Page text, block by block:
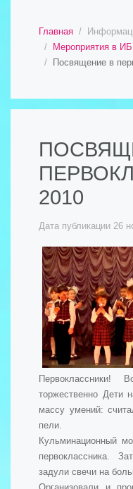
Главная
Мероприятия в
Посвящение в
2010
Дата публикации 26
торжественно Дети
массу умений:
пели.
Кульминационный
первоклассника.
задули свечи на